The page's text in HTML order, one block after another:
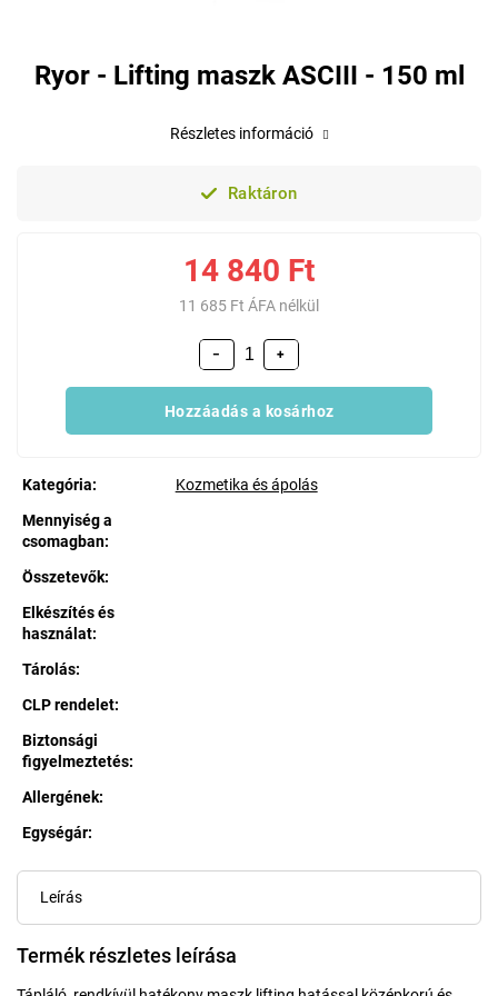
Ryor - Lifting maszk ASCIII - 150 ml
Raktáron
14 840 Ft
11 685 Ft ÁFA nélkül
+
−
Hozzáadás a kosárhoz
Kategória:
Kozmetika és ápolás
Mennyiség a
csomagban:
Összetevők:
Elkészítés és
használat:
Tárolás:
CLP rendelet:
Biztonsági
figyelmeztetés:
Allergének:
Egységár:
Részletes információ
Leírás
Termék részletes leírása